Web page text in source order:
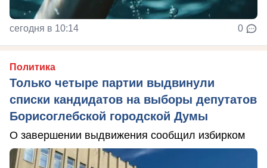
сегодня в 10:14 0
Политика
Только четыре партии выдвинули
списки кандидатов на выборы депутатов
Борисоглебской городской Думы
О завершении выдвижения сообщил избирком